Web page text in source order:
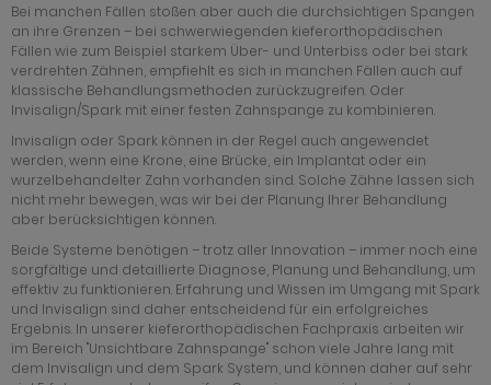
Bei manchen Fällen stoßen aber auch die durchsichtigen Spangen
an ihre Grenzen – bei schwerwiegenden kieferorthopädischen
Fällen wie zum Beispiel starkem Über- und Unterbiss oder bei stark
verdrehten Zähnen, empfiehlt es sich in manchen Fällen auch auf
klassische Behandlungsmethoden zurückzugreifen. Oder
Invisalign/Spark mit einer festen Zahnspange zu kombinieren.
Invisalign oder Spark können in der Regel auch angewendet
werden, wenn eine Krone, eine Brücke, ein Implantat oder ein
wurzelbehandelter Zahn vorhanden sind. Solche Zähne lassen sich
nicht mehr bewegen, was wir bei der Planung Ihrer Behandlung
aber berücksichtigen können.
Beide Systeme benötigen – trotz aller Innovation – immer noch eine
sorgfältige und detaillierte Diagnose, Planung und Behandlung, um
effektiv zu funktionieren. Erfahrung und Wissen im Umgang mit Spark
und Invisalign sind daher entscheidend für ein erfolgreiches
Ergebnis. In unserer kieferorthopädischen Fachpraxis arbeiten wir
im Bereich "Unsichtbare Zahnspange" schon viele Jahre lang mit
dem Invisalign und dem Spark System, und können daher auf sehr